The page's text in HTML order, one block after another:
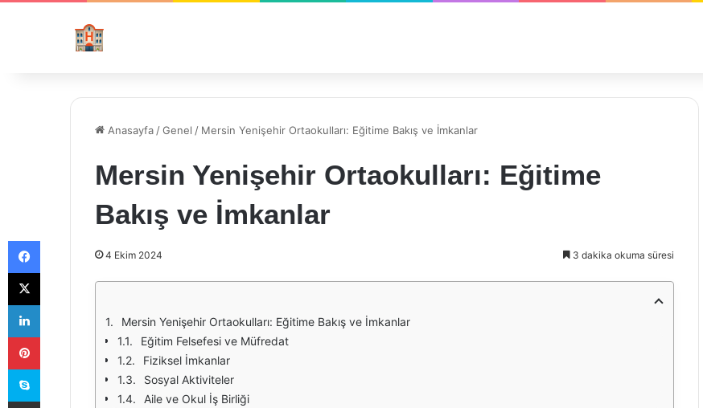
Anasayfa /Genel / Mersin Yenişehir Ortaokulları: Eğitime Bakış ve İmkanlar
Mersin Yenişehir Ortaokulları: Eğitime
Bakış ve İmkanlar
4 Ekim 2024 3 dakika okuma süresi
Mersin Yenişehir Ortaokulları: Eğitime Bakış ve İmkanlar
Eğitim Felsefesi ve Müfredat
Fiziksel İmkanlar
Sosyal Aktiviteler
Aile ve Okul İş Birliği
Facebook
X
LinkedIn
Pinterest
Skype
E-Posta ile paylaş